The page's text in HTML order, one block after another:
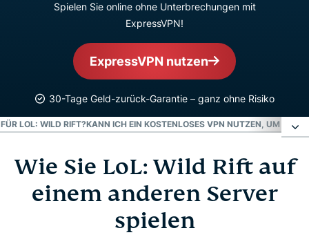
Spielen Sie online ohne Unterbrechungen mit
ExpressVPN!
ExpressVPN nutzen
30-Tage Geld-zurück-Garantie – ganz ohne Risiko
LOL: WILD RIFT?KANN ICH EIN KOSTENLOSES VPN NUTZEN, UM LOL:
Wie Sie LoL: Wild Rift auf einem anderen Server
spielen
Warum benötigen Sie ein neues Riot-Games-
Wie Sie LoL: Wild Rift auf
einem anderen Server
spielen